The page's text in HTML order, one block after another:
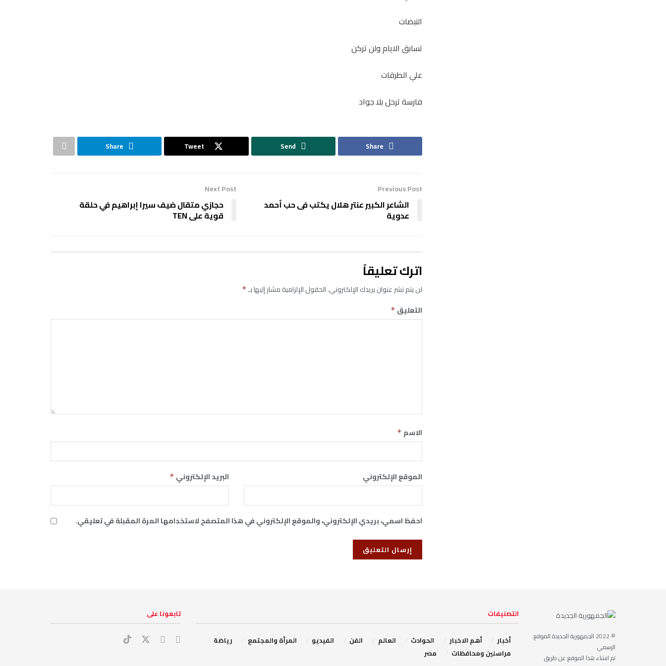
النبضات
تسابق الايام ولن تركن
علي الطرقات
فارسة ترحل بلا جواد
Share
Send
Tweet
Share
Previous Post
الشاعر الكبير عنتر هلال يكتب فى حب أحمد
عدوية
Next Post
حجازي متقال ضيف سيرا إبراهيم في حلقة
قوية على TEN
اترك تعليقاً
لن يتم نشر عنوان بريدك الإلكتروني.الحقول الإلزامية مشار إليها بـ*
التعليق *
الاسم *
البريد الإلكتروني * الموقع الإلكتروني
احفظ اسمي، بريدي الإلكتروني، والموقع الإلكتروني في هذا المتصفح لاستخدامها المرة المقبلة في تعليقي.
© 2022
الجمهورية الجديدة الموقع
الرسمي
تم انشاء هذا الموقع عن طريق
التصنيفات
أخبار أهم الاخبار ‏الحوادث ‏العالم الفن ‏الفيديو ‏المرأة والمجتمع
رياضة
مراسلين ومحافظات
مصر
‏تابعونا على